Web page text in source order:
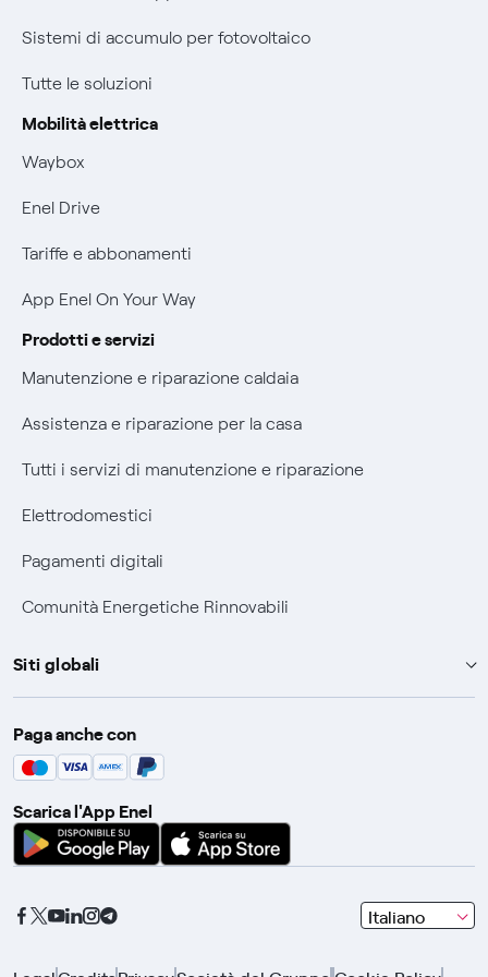
Rimborsi e resi per prodotti e servizi
Informativa RAEE
Informativa Privacy AI
Certificazioni
Nuove regole europee per la protezione dei dati
Offerte Placet non vulnerabili
Offerta Tutela Vulnerabilità Gas
Mobilità Elettrica
Phishing e truffe online
Verifica chi ti ha chiamato
Agevolazione utenti con disabilità per offerte Fibra
Sistemi di accumulo per fotovoltaico
Tutte le soluzioni
Mobilità elettrica
Waybox
Enel Drive
Tariffe e abbonamenti
App Enel On Your Way
Prodotti e servizi
Manutenzione e riparazione caldaia
Assistenza e riparazione per la casa
Tutti i servizi di manutenzione e riparazione
Elettrodomestici
Pagamenti digitali
Comunità Energetiche Rinnovabili
Siti globali
Enel Group
Enel Green Power
Global Procurement
Gridspertise
Paga anche con
Scarica l'App Enel
Italiano
seleziona
una